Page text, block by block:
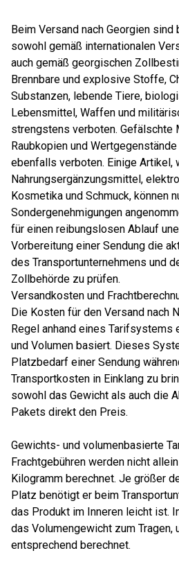
Beim Versand nach Georgien
sowohl gemäß internationalen
auch gemäß georgischen
Brennbare und explosive Stoffe,
Substanzen, lebende Tiere,
Lebensmittel, Waffen und
strengstens verboten. Gefälschte
Raubkopien und
ebenfalls verboten. Einige Artikel,
Nahrungsergänzungsmittel,
Kosmetika und Schmuck, können
Sondergenehmigungen
für einen reibungslosen Ablauf
Vorbereitung einer Sendung die
des Transportunternehmens und
Zollbehörde zu prüfen.
Versandkosten und
Die Kosten für den Versand nach
Regel anhand eines Tarifsystems
und Volumen basiert. Dieses
Platzbedarf einer Sendung
Transportkosten in Einklang zu
sowohl das Gewicht als auch die
Pakets direkt den Preis.
Gewichts- und volumenbasierte
Frachtgebühren werden nicht
Kilogramm berechnet. Je größer
Platz benötigt er beim
das Produkt im Inneren leicht ist.
das Volumengewicht zum Tragen,
entsprechend berechnet.